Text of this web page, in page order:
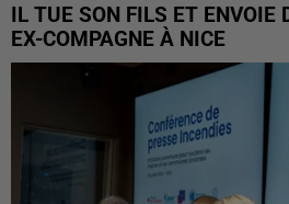
IL TUE SON FILS ET ENVOIE
EX-COMPAGNE À NICE